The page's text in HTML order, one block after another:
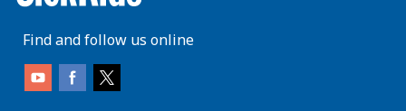
Find and follow us online